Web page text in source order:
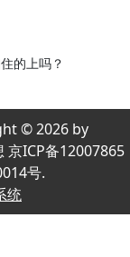
的上吗？
© 2026 by
ICP备12007865
号.
统